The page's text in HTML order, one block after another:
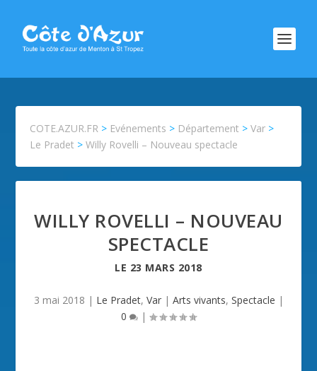
COTE.AZUR.FR > Evénements > Département >Var >
Le Pradet >Willy Rovelli – Nouveau spectacle
WILLY ROVELLI – NOUVEAU
SPECTACLE
LE 23 MARS 2018
3 mai 2018 | Le Pradet, Var| Arts vivants, Spectacle |
0
|